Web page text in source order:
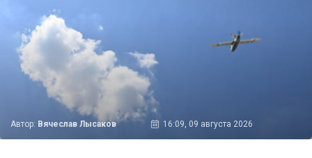
Автор: Вячеслав Лысаков 16:09, 09 августа 2026